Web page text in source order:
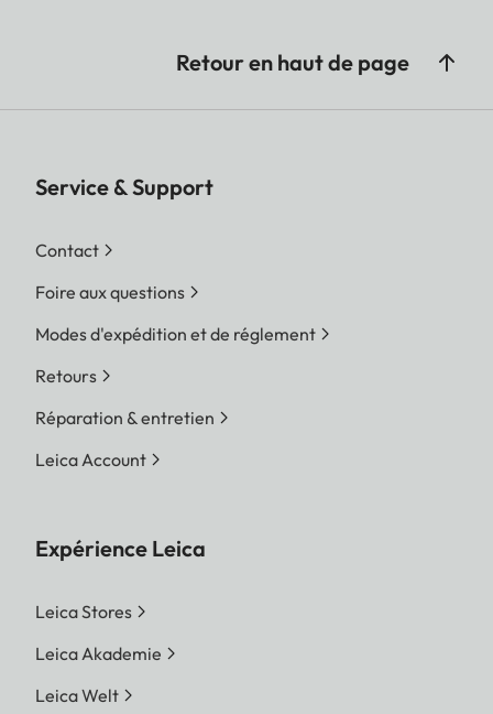
Retour en haut de page
Service & Support
Contact
Foire aux questions
Modes d'expédition et de réglement
Retours
Réparation & entretien
Leica Account
Expérience Leica
Leica Stores
Leica Akademie
Leica Welt